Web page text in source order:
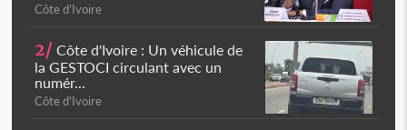
Côte d'Ivoire
2/ Côte d'Ivoire : Un véhicule de
la GESTOCI circulant avec un
numér...
Côte d'Ivoire